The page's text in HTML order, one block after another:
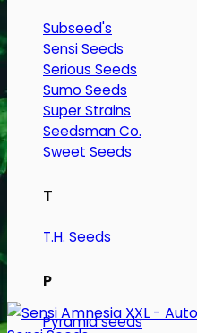
Subseed's
Sensi Seeds
Serious Seeds
Sumo Seeds
Super Strains
Seedsman Co.
Sweet Seeds
T
T.H. Seeds
P
Pyramid seeds